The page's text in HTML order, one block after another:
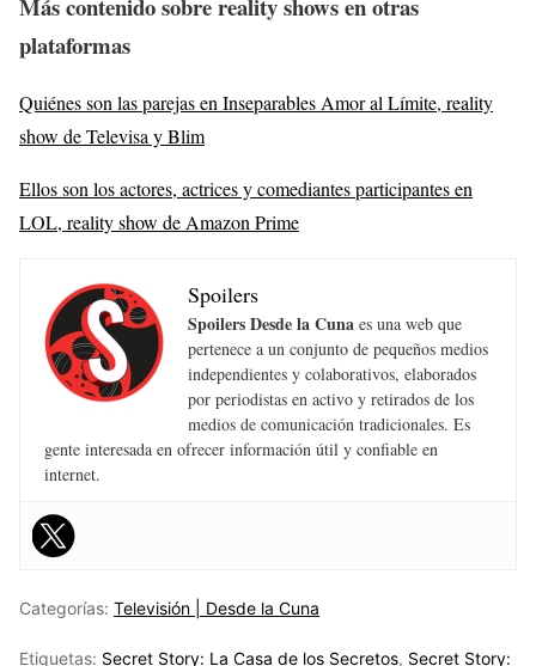
plataformas
Quiénes son las parejas en Inseparables Amor al Límite, reality
show de Televisa y Blim
Ellos son los actores, actrices y comediantes participantes en
LOL, reality show de Amazon Prime
Spoilers
Spoilers Desde la Cuna es una web que
pertenece a un conjunto de pequeños medios
independientes y colaborativos, elaborados
por periodistas en activo y retirados de los
medios de comunicación tradicionales. Es
gente interesada en ofrecer información útil y confiable en
internet.
Categorías: Televisión | Desde la Cuna
Etiquetas: Secret Story: La Casa de los Secretos, Secret Story: